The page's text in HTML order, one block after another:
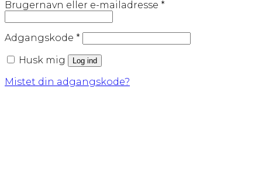
Brugernavn eller e-mailadresse *
Adgangskode *
Husk mig Log ind
Mistet din adgangskode?